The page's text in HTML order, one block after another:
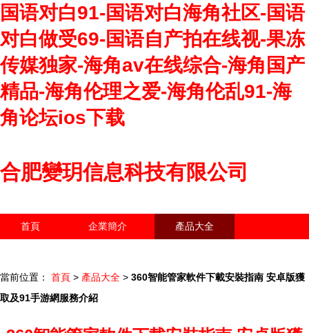
国语对白91-国语对白海角社区-国语
对白做受69-国语自产拍在线视-果冻
传媒独家-海角av在线综合-海角国产
精品-海角伦理之爱-海角伦乱91-海
角论坛ios下载
合肥變玥信息科技有限公司
首頁 企業簡介 產品大全
當前位置： 首頁 > 產品大全 > 360智能管家軟件下載安裝指南 安卓版獲
取及91手游網服務介紹